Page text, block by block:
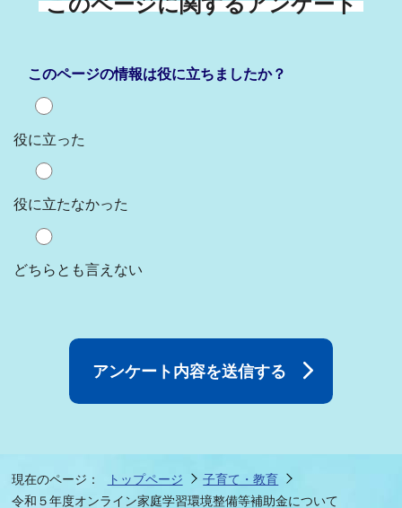
このページの情報は役に立ちましたか？
役に立った
役に立たなかった
どちらとも言えない
現在のページ： トップページ
子育て・教育
令和５年度オンライン家庭学習環境整備等補助金について